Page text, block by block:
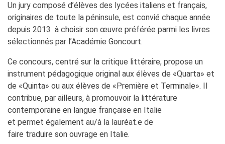
Un jury composé d’élèves des lycées italiens et français,
originaires de toute la péninsule, est convié chaque année
depuis 2013 à choisir son œuvre préférée parmi les livres
sélectionnés par l’Académie Goncourt.
Ce concours, centré sur la critique littéraire, propose un
instrument pédagogique original aux élèves de «Quarta» et
de «Quinta» ou aux élèves de «Première et Terminale». Il
contribue, par ailleurs, à promouvoir la littérature
contemporaine en langue française en Italie
et permet également au/à la lauréat.e de
faire traduire son ouvrage en Italie.